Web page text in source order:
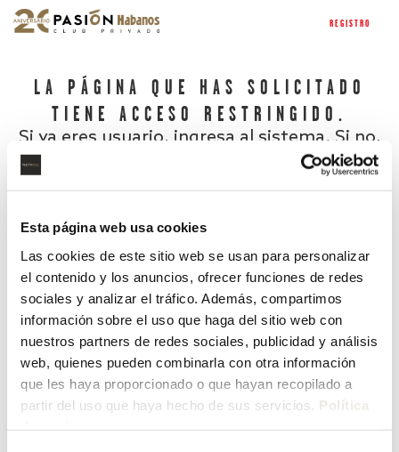
Esta página web usa cookies
Las cookies de este sitio web se usan para personalizar
el contenido y los anuncios, ofrecer funciones de redes
sociales y analizar el tráfico. Además, compartimos
información sobre el uso que haga del sitio web con
nuestros partners de redes sociales, publicidad y análisis
web, quienes pueden combinarla con otra información
que les haya proporcionado o que hayan recopilado a
partir del uso que haya hecho de sus servicios. Política
REGISTRO
LA PÁGINA QUE HAS SOLICITADO
TIENE ACCESO RESTRINGIDO.
Si ya eres usuario, ingresa al sistema. Si no,
¿Has olvidado tu contraseña?